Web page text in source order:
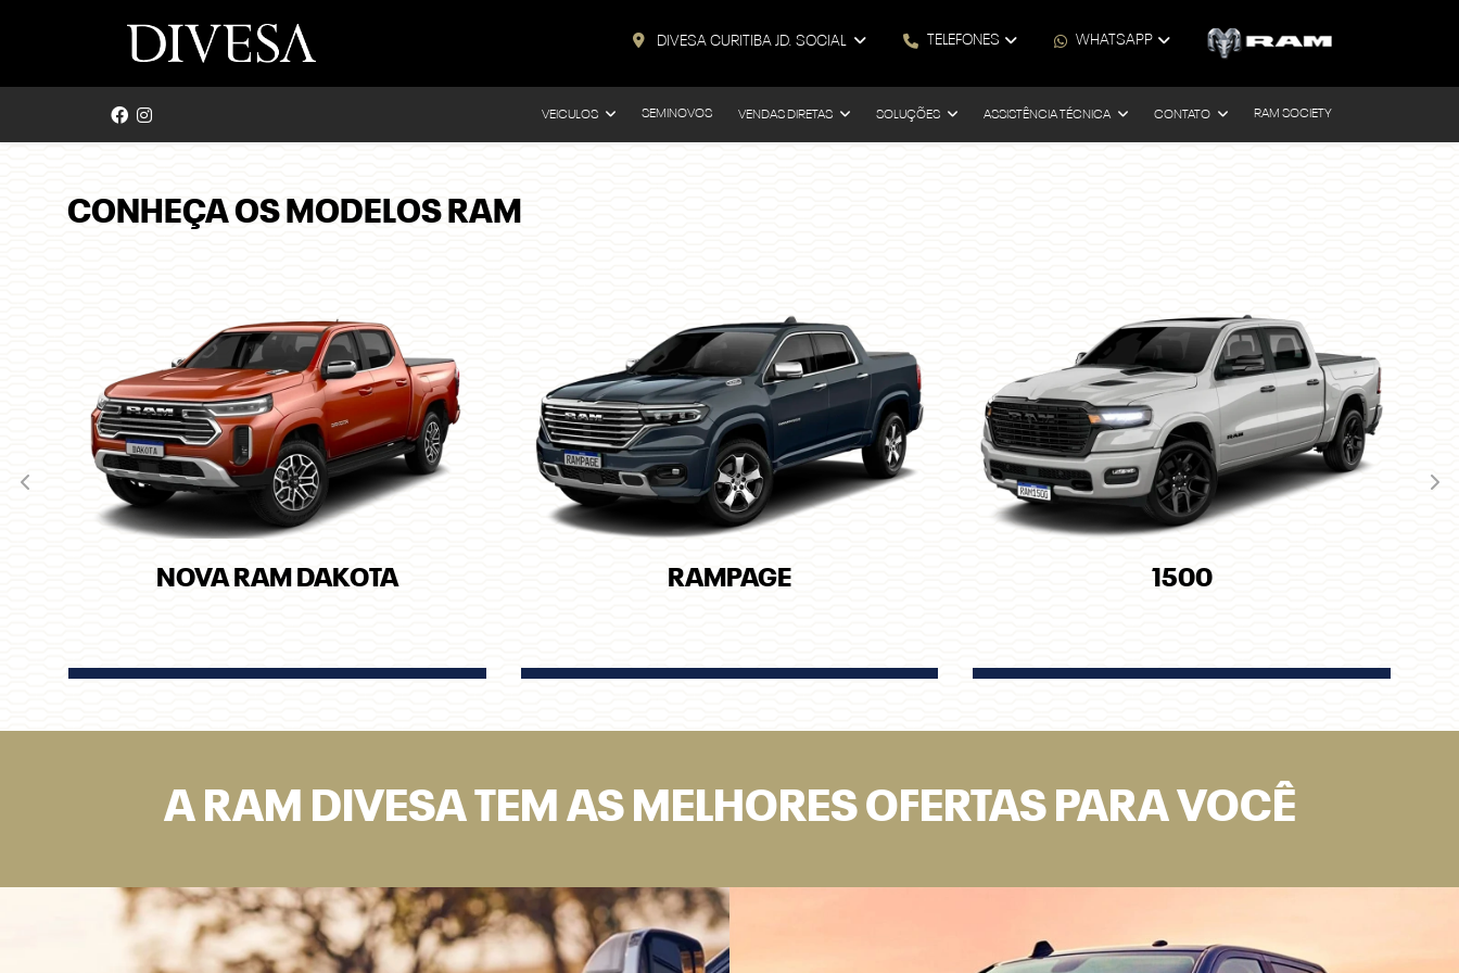
DIVESA CURITIBA JD. SOCIAL TELEFONES WHATSAPP
VEICULOS SEMINOVOS VENDAS DIRETAS SOLUÇÕES ASSISTÊNCIA TÉCNICA CONTATO RAM SOCIETY
CONHEÇA OS MODELOS RAM
NOVA RAM DAKOTA RAMPAGE 1500
Anterior
A RAM DIVESA TEM AS MELHORES OFERTAS PARA VOCÊ